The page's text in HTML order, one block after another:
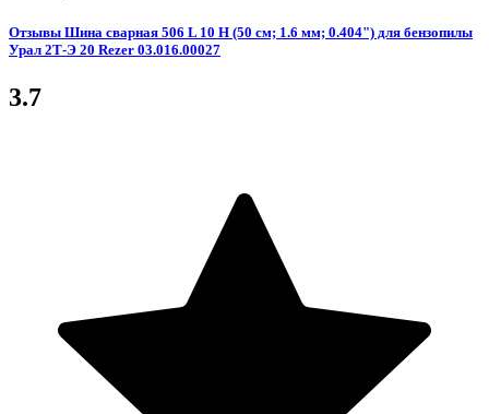
Отзывы Шина сварная 506 L 10 Н (50 см; 1.6 мм; 0.404") для бензопилы
Урал 2Т-Э 20 Rezer 03.016.00027
3.7